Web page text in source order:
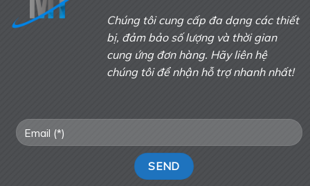
Chúng tôi cung cấp đa dạng các thiết
bị, đảm bảo số lượng và thời gian
cung ứng đơn hàng. Hãy liên hệ
chúng tôi để nhận hỗ trợ nhanh nhất!